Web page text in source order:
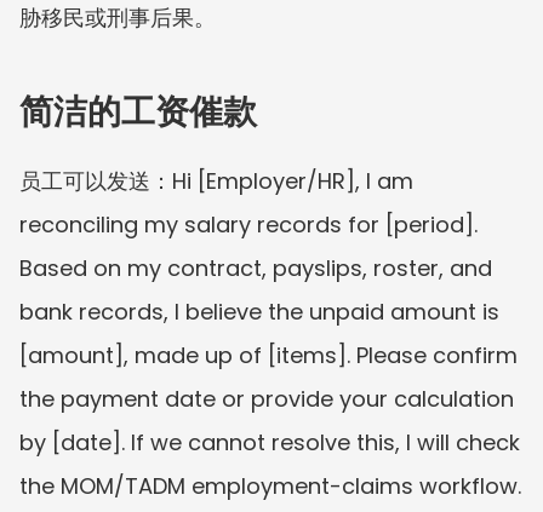
胁移民或刑事后果。
简洁的工资催款
员工可以发送：Hi [Employer/HR], I am
reconciling my salary records for [period].
Based on my contract, payslips, roster, and
bank records, I believe the unpaid amount is
[amount], made up of [items]. Please confirm
the payment date or provide your calculation
by [date]. If we cannot resolve this, I will check
the MOM/TADM employment-claims workflow.